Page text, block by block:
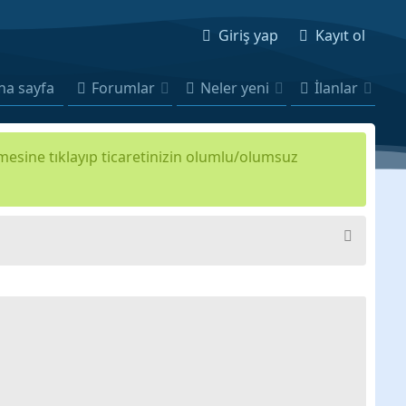
Giriş yap Kayıt ol
sayfa Forumlar Neler yeni İlanlar
tıklayıp ticaretinizin olumlu/olumsuz